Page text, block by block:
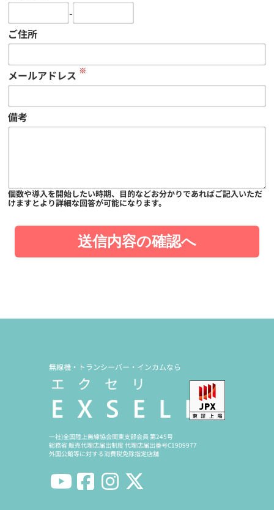
-
ご住所
メールアドレス ※
備考
個数や導入を開始したい時期、目的などお分かりであればご記入いただ
けますとより詳細な回答が可能になります。
送信内容の確認へ
無線機・トランシーバー・インカムなら
一社)全国陸上無線協会関東支部会員 第245号
総務省 販売代理店届出制度 代理店届出番号C1909977
外国公館等に対する消費税免除指定店舗